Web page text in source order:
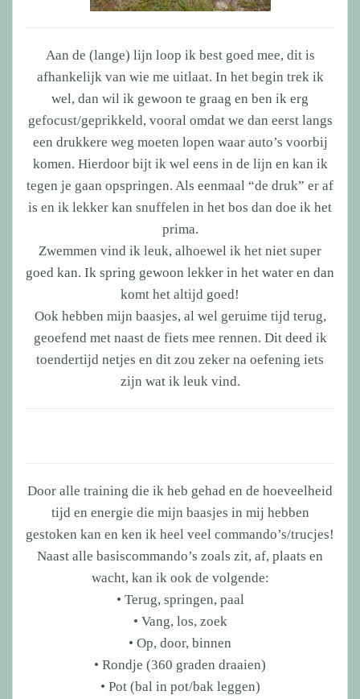
Aan de (lange) lijn loop ik best goed mee, dit is
afhankelijk van wie me uitlaat. In het begin trek ik
wel, dan wil ik gewoon te graag en ben ik erg
gefocust/geprikkeld, vooral omdat we dan eerst langs
een drukkere weg moeten lopen waar auto’s voorbij
komen. Hierdoor bijt ik wel eens in de lijn en kan ik
tegen je gaan opspringen. Als eenmaal “de druk” er af
is en ik lekker kan snuffelen in het bos dan doe ik het
prima.
Zwemmen vind ik leuk, alhoewel ik het niet super
goed kan. Ik spring gewoon lekker in het water en dan
komt het altijd goed!
Ook hebben mijn baasjes, al wel geruime tijd terug,
geoefend met naast de fiets mee rennen. Dit deed ik
toendertijd netjes en dit zou zeker na oefening iets
zijn wat ik leuk vind.
Door alle training die ik heb gehad en de hoeveelheid
tijd en energie die mijn baasjes in mij hebben
gestoken kan en ken ik heel veel commando’s/trucjes!
Naast alle basiscommando’s zoals zit, af, plaats en
wacht, kan ik ook de volgende:
• Terug, springen, paal
• Vang, los, zoek
• Op, door, binnen
• Rondje (360 graden draaien)
• Pot (bal in pot/bak leggen)